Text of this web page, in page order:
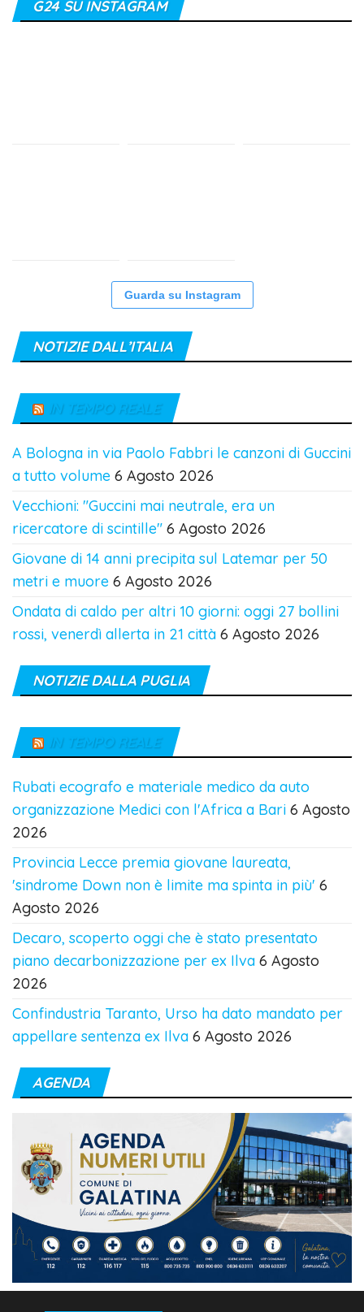
G24 SU INSTAGRAM
Guarda su Instagram
NOTIZIE DALL’ITALIA
IN TEMPO REALE
A Bologna in via Paolo Fabbri le canzoni di Guccini
a tutto volume 6 Agosto 2026
Vecchioni: "Guccini mai neutrale, era un
ricercatore di scintille" 6 Agosto 2026
Giovane di 14 anni precipita sul Latemar per 50
metri e muore 6 Agosto 2026
Ondata di caldo per altri 10 giorni: oggi 27 bollini
rossi, venerdì allerta in 21 città 6 Agosto 2026
NOTIZIE DALLA PUGLIA
IN TEMPO REALE
Rubati ecografo e materiale medico da auto
organizzazione Medici con l'Africa a Bari 6 Agosto
2026
Provincia Lecce premia giovane laureata,
'sindrome Down non è limite ma spinta in più' 6
Agosto 2026
Decaro, scoperto oggi che è stato presentato
piano decarbonizzazione per ex Ilva 6 Agosto
2026
Confindustria Taranto, Urso ha dato mandato per
appellare sentenza ex Ilva 6 Agosto 2026
AGENDA